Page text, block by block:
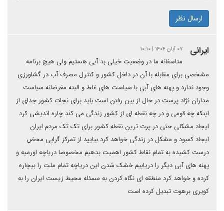
ارسال نظر
ایرانی ۰۷ آبان ۱۴۰۴ | ۱۰:۱۰
متاسفانه ما در وضعیت خیلی بد آبی هستیم ولی هیچ برنامه
مشخصی برای مقابله با آن در داخل کشور و کنترل مصرف آب در گشاورزی
وجود ندارد و پهنه های آبی با سیاست های غلط و البته مغرضانه سیاست
مداران نژاد پرست در حال از بین رفتن است باید برای نجات کشور جدای از
اینکه چه قومی و در چه نقطه ای از کشور زندگی می کند چاره اندیشی کرد
ایجاد مشکلی حتی در پرت ترین نقطه کشور برای تک تک مردم ایران
ایجاد کمبود و مشکل در زندگی خواهد کرد بیایید از تمرکز گرایی محض
درست کشیده به تمام نقاط کشور اهمیت بدهیم مخصوصا دریاچه اورمیه و
پهنه های آبی دیگر را دریابیم خشک شدن این دریاچه تمام ملت را بیچاره
کرده و خواهد کرد منطقه ای نگاه کردن به مسئله محیط زیست ایران را به
کویری برهوت تبدیل کرده است